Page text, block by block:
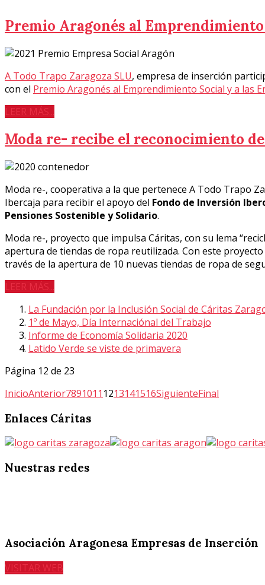
Premio Aragonés al
A Todo Trapo Zaragoza SLU, empresa de inserción
con el Premio Aragonés al Emprendimiento Social y a las
LEER MÁS...
Moda re- recibe el reconocimiento
Moda re-, cooperativa a la que pertenece A Todo Trapo
Ibercaja para recibir el apoyo del Fondo de Inversión
Pensiones Sostenible y Solidario.
Moda re-, proyecto que impulsa Cáritas, con su lema
apertura de tiendas de ropa reutilizada. Con este
través de la apertura de 10 nuevas tiendas de ropa de
LEER MÁS...
La Fundación por la Inclusión Social de Cáritas
1º de Mayo, Día Internaciónal del Trabajo
Informe de Economía Solidaria 2020
Latido Verde se viste de primavera
Página 12 de 23
InicioAnterior7891011 1213141516SiguienteFinal
Enlaces Cáritas
Nuestras redes
Asociación Aragonesa Empresas de Inserción
VISITAR WEB